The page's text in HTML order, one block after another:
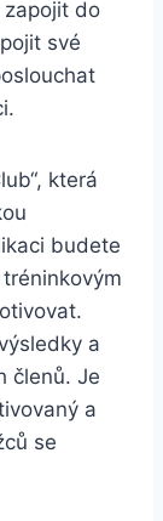
do
své
která
budete
a
členů. Je
a
se